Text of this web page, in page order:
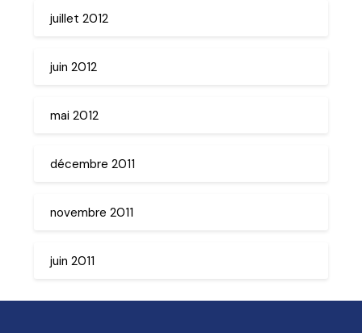
juillet 2012
juin 2012
mai 2012
décembre 2011
novembre 2011
juin 2011